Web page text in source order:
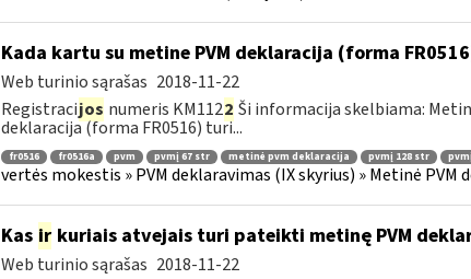
Kada kartu su metine PVM deklaracija (forma
Web turinio sąrašas 2018-11-22
Registracijos numeris KM1122 Ši informacija skelbiama:
deklaracija (forma FR0516) turi...
fr0516 fr0516a pvm pvmį 67 str metinė pvm deklaracija pvmį 128 str
vertės mokestis » PVM deklaravimas (IX skyrius) » Metinė PVM
Kas irkuriais atvejais turi pateikti metinę PVM
Web turinio sąrašas 2018-11-22